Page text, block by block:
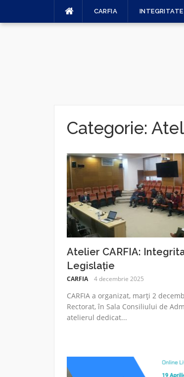
CARFIA
Categorie:
Atelier CARFIA:
Legislație
CARFIA 4 decembrie 2025
CARFIA a organizat, marți 2
Rectorat, în Sala Consiliului de
atelierul dedicat...